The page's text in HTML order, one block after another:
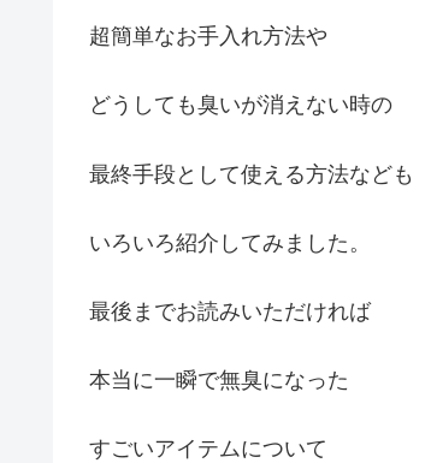
超簡単なお手入れ方法や
どうしても臭いが消えない時の
最終手段として使える方法なども
いろいろ紹介してみました。
最後までお読みいただければ
本当に一瞬で無臭になった
すごいアイテムについて